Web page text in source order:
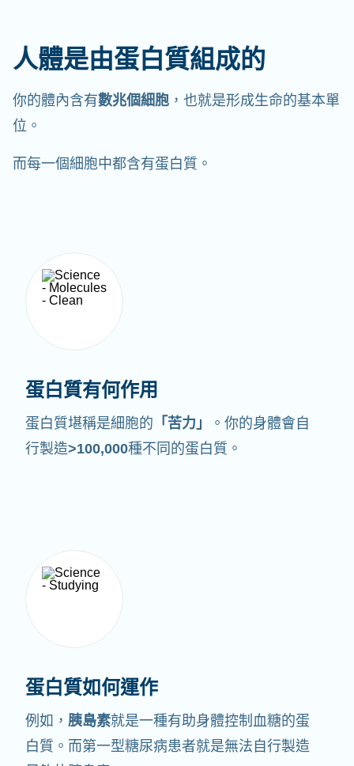
人體是由蛋白質組成的
你的體內含有數兆個細胞 ，也就是形成生命的基本單
位。
而每一個細胞中都含有蛋白質。
蛋白質有何作用
蛋白質堪稱是細胞的 「苦力」
。你的身體會自
行製造>100,000種不同的蛋白質。
蛋白質如何運作
例如， 胰島素就是一種有助身體控制血糖的蛋
白質。 而第一型糖尿病患者就是無法自行製造